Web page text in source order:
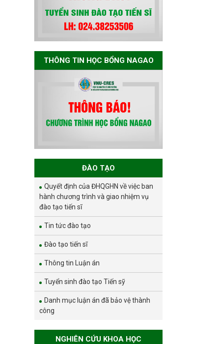
môn cho các thí
sinh dự tuyển
nghiên cứu sinh
đợt 1 năm 2026
Thông báo danh
sách thí sinh đủ
điều kiện dự tuyển
Chương trình đào
tạo tiến sĩ chuyên
ngành Môi trường
vững đợt 1 năm
2026
THÔNG TIN HỌC BỔNG NAGAO
ĐÀO TẠO
Quyết định của ĐHQGHN về việc ban
hành chương trình và giao nhiệm vụ
đào tạo tiến sĩ
Tin tức đào tạo
Đào tạo tiến sĩ
Thông tin Luận án
Tuyển sinh đào tạo Tiến sỹ
Danh mục luận án đã bảo vệ thành
công
NGHIÊN CỨU KHOA HỌC